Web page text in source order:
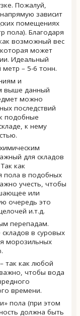
Пожалуй,
зависит
помещениях
пола). Благодаря
возможный вес
может
Идеальный
метр – 5-6 тонн.
и
выше данный
можно
последствий
подобные
к нему
для складов
как
пола в подобных
учесть, чтобы
или
очередь это
и.т.д.
перепадам.
в суровых
морозильных
так как любой
чтобы вода
времени.
пола (при этом
должна быть